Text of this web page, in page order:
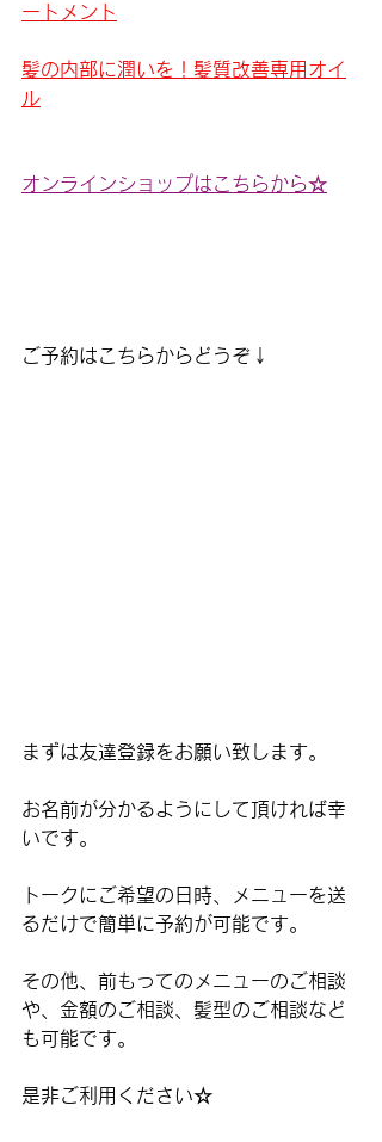
ートメント
髪の内部に潤いを！髪質改善専用オイ
ル
オンラインショップはこちらから☆
ご予約はこちらからどうぞ↓
まずは友達登録をお願い致します。
お名前が分かるようにして頂ければ幸
いです。
トークにご希望の日時、メニューを送
るだけで簡単に予約が可能です。
その他、前もってのメニューのご相談
や、金額のご相談、髪型のご相談など
も可能です。
是非ご利用ください☆